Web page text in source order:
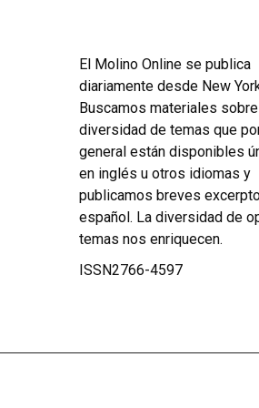
El Molino Online se publica
diariamente desde New
Buscamos materiales
diversidad de temas que
general están disponibles
en inglés u otros idiomas y
publicamos breves
español. La diversidad de
temas nos enriquecen.
ISSN2766-4597